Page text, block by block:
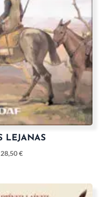
LEJANAS
28,50€